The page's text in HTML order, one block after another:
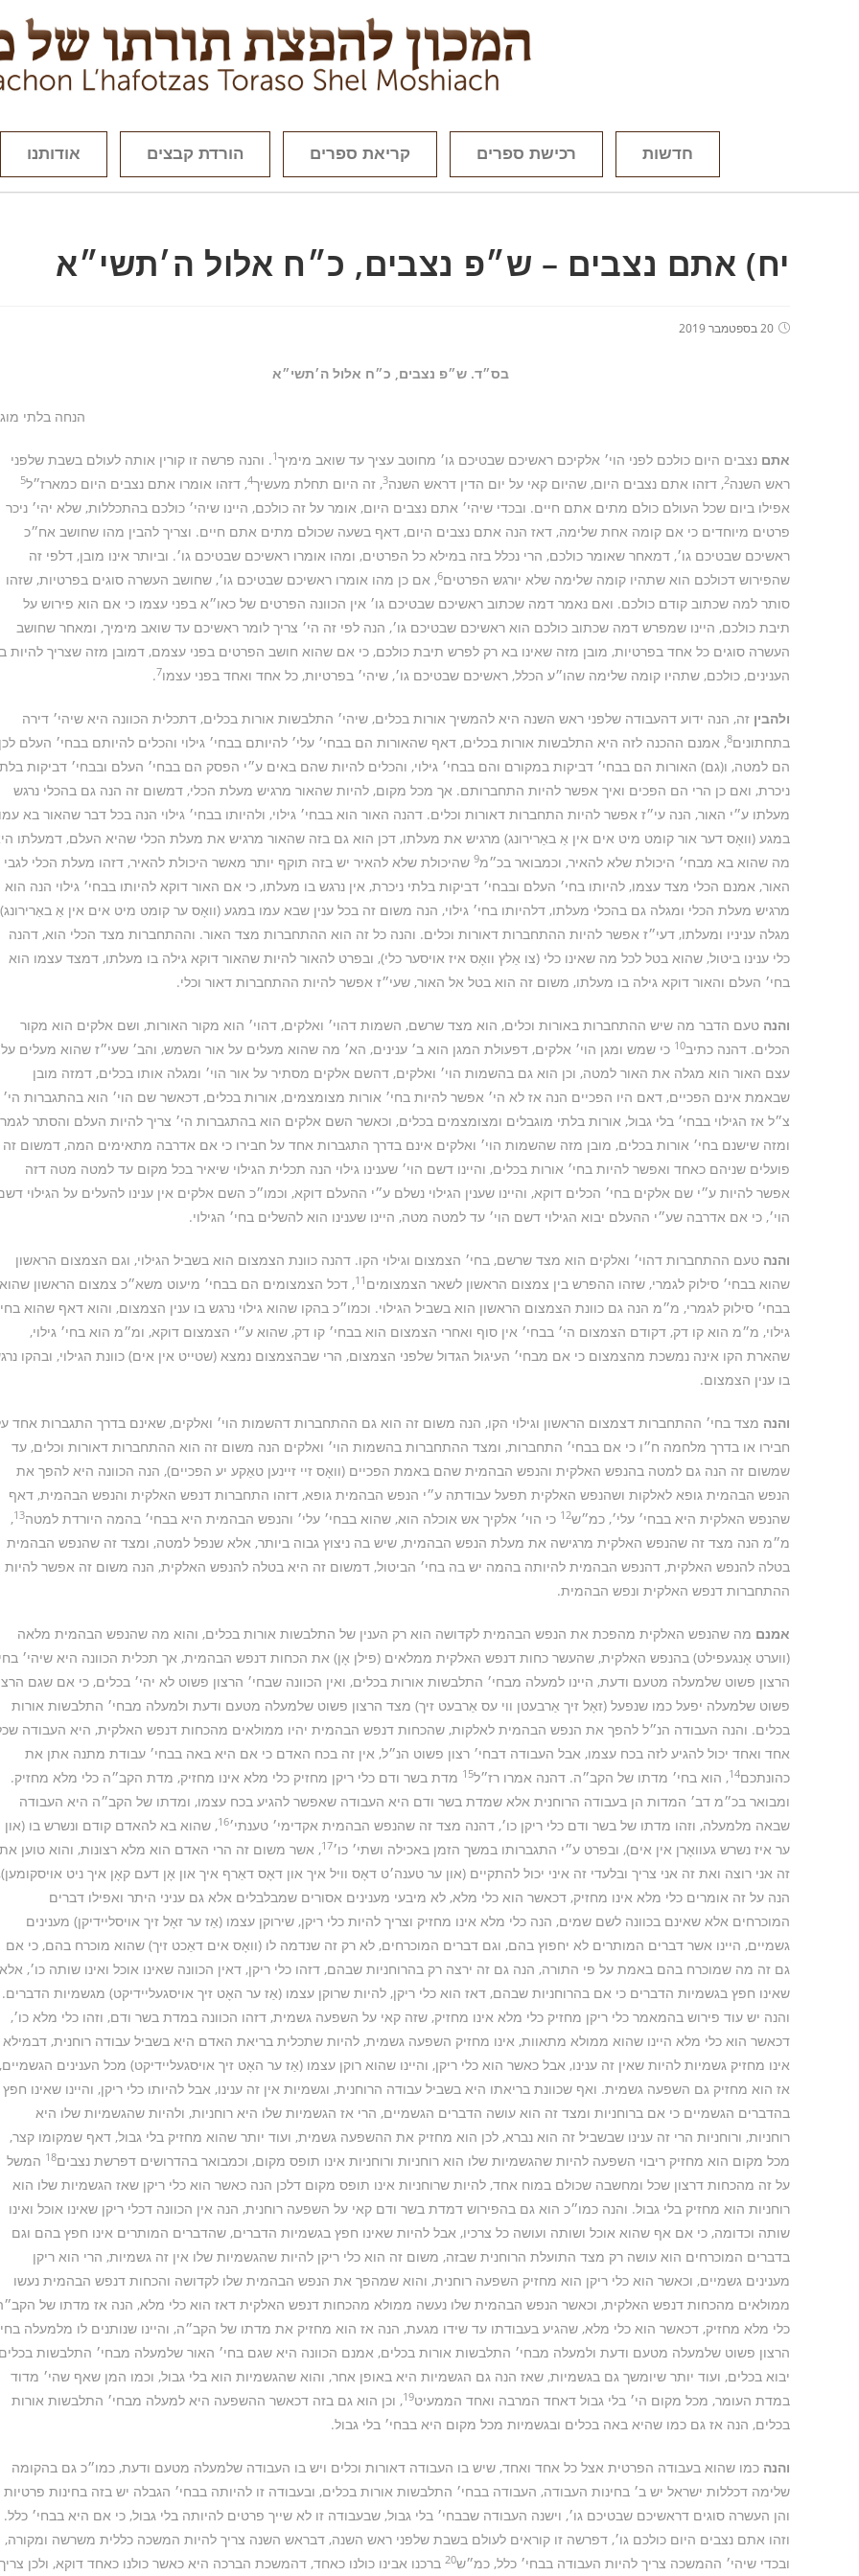
חדשות רכישת ספרים קריאת ספרים הורדת קבצים אודותנו
יח) אתם נצבים – ש״פ נצבים, כ״ח אלול ה׳תשי״א
20 בספטמבר 2019
בס״ד. ש״פ נצבים, כ״ח אלול ה׳תשי״א
הנחה בלתי
אתם נצבים היום כולכם לפני הוי׳ אלקיכם ראשיכם שבטיכם גו׳ מחוטב עציך עד שואב מימיך1. והנה פרשה זו קורין אותה לעולם בשבת שלפני
ראש השנה2, דזהו אתם נצבים היום, שהיום קאי על יום הדין דראש השנה3, זה היום תחלת מעשיך4, דזהו אומרו אתם נצבים היום כמארז״ל5
אפילו ביום שכל העולם כולם מתים אתם חיים. ובכדי שיהי׳ אתם נצבים היום, אומר על זה כולכם, היינו שיהי׳ כולכם בהתכללות, שלא יהי׳ ניכר
פרטים מיוחדים כי אם קומה אחת שלימה, דאז הנה אתם נצבים היום, דאף בשעה שכולם מתים אתם חיים. וצריך להבין מהו שחושב אח״כ
ראשיכם שבטיכם גו׳, דמאחר שאומר כולכם, הרי נכלל בזה במילא כל הפרטים, ומהו אומרו ראשיכם שבטיכם גו׳. וביותר אינו מובן, דלפי זה
שהפירוש דכולכם הוא שתהיו קומה שלימה שלא יורגש הפרטים6, אם כן מהו אומרו ראשיכם שבטיכם גו׳, שחושב העשרה סוגים בפרטיות, שזהו
סותר למה שכתוב קודם כולכם. ואם נאמר דמה שכתוב ראשיכם שבטיכם גו׳ אין הכוונה הפרטים של כאו״א בפני עצמו כי אם הוא פירוש על
תיבת כולכם, היינו שמפרש דמה שכתוב כולכם הוא ראשיכם שבטיכם גו׳, הנה לפי זה הי׳ צריך לומר ראשיכם עד שואב מימיך, ומאחר שחושב
העשרה סוגים כל אחד בפרטיות, מובן מזה שאינו בא רק לפרש תיבת כולכם, כי אם שהוא חושב הפרטים בפני עצמם, דמובן מזה שצריך להיות
הענינים, כולכם, שתהיו קומה שלימה שהו״ע הכלל, ראשיכם שבטיכם גו׳, שיהי׳ בפרטיות, כל אחד ואחד בפני עצמו7
.
ולהבין זה, הנה ידוע דהעבודה שלפני ראש השנה היא להמשיך אורות בכלים, שיהי׳ התלבשות אורות בכלים, דתכלית הכוונה היא שיהי׳ דירה
בתחתונים8, אמנם ההכנה לזה היא התלבשות אורות בכלים, דאף שהאורות הם בבחי׳ עלי׳ להיותם בבחי׳ גילוי והכלים להיותם בבחי׳ העלם לכן
הם למטה, ו(גם) האורות הם בבחי׳ דביקות במקורם והם בבחי׳ גילוי, והכלים להיות שהם באים ע״י הפסק הם בבחי׳ העלם ובבחי׳ דביקות
ניכרת, ואם כן הרי הם הפכים ואיך אפשר להיות התחברותם. אך מכל מקום, להיות שהאור מרגיש מעלת הכלי, דמשום זה הנה גם בהכלי נרגש
מעלתו ע״י האור, הנה עי״ז אפשר להיות התחברות דאורות וכלים. דהנה האור הוא בבחי׳ גילוי, ולהיותו בבחי׳ גילוי הנה בכל דבר שהאור בא עמו
במגע (וואָס דער אור קומט מיט אים אין אַ באַרירונג) מרגיש את מעלתו, דכן הוא גם בזה שהאור מרגיש את מעלת הכלי שהיא העלם, דמעלתו
מה שהוא בא מבחי׳ היכולת שלא להאיר, וכמבואר בכ״מ9 שהיכולת שלא להאיר יש בזה תוקף יותר מאשר היכולת להאיר, דזהו מעלת הכלי לגבי
האור, אמנם הכלי מצד עצמו, להיותו בחי׳ העלם ובבחי׳ דביקות בלתי ניכרת, אין נרגש בו מעלתו, כי אם האור דוקא להיותו בבחי׳ גילוי הנה הוא
מרגיש מעלת הכלי ומגלה גם בהכלי מעלתו, דלהיותו בחי׳ גילוי, הנה משום זה בכל ענין שבא עמו במגע (וואָס ער קומט מיט אים אין אַ באַרירונג)
מגלה עניניו ומעלתו, דעי״ז אפשר להיות ההתחברות דאורות וכלים. והנה כל זה הוא ההתחברות מצד האור. וההתחברות מצד הכלי הוא, דהנה
כלי ענינו ביטול, שהוא בטל לכל מה שאינו כלי (צו אַלץ וואָס איז אויסער כלי), ובפרט להאור להיות שהאור דוקא גילה בו מעלתו, דמצד עצמו הוא
בחי׳ העלם והאור דוקא גילה בו מעלתו, משום זה הוא בטל אל האור, שעי״ז אפשר להיות ההתחברות דאור וכלי.
והנה טעם הדבר מה שיש ההתחברות באורות וכלים, הוא מצד שרשם, השמות דהוי׳ ואלקים, דהוי׳ הוא מקור האורות, ושם אלקים הוא מקור
הכלים. דהנה כתיב10 כי שמש ומגן הוי׳ אלקים, דפעולת המגן הוא ב׳ ענינים, הא׳ מה שהוא מעלים על אור השמש, והב׳ שעי״ז שהוא מעלים על
עצם האור הוא מגלה את האור למטה, וכן הוא גם בהשמות הוי׳ ואלקים, דהשם אלקים מסתיר על אור הוי׳ ומגלה אותו בכלים, דמזה מובן
שבאמת אינם הפכיים, דאם היו הפכיים הנה אז לא הי׳ אפשר להיות בחי׳ אורות מצומצמים, אורות בכלים, דכאשר שם הוי׳ הוא בהתגברות הי׳
צ״ל אז הגילוי בבחי׳ בלי גבול, אורות בלתי מוגבלים ומצומצמים בכלים, וכאשר השם אלקים הוא בהתגברות הי׳ צריך להיות העלם והסתר
ומזה שישנם בחי׳ אורות בכלים, מובן מזה שהשמות הוי׳ ואלקים אינם בדרך התגברות אחד על חבירו כי אם אדרבה מתאימים המה, דמשום זה
פועלים שניהם כאחד ואפשר להיות בחי׳ אורות בכלים, והיינו דשם הוי׳ שענינו גילוי הנה תכלית הגילוי שיאיר בכל מקום עד למטה מטה דזה
אפשר להיות ע״י שם אלקים בחי׳ הכלים דוקא, והיינו שענין הגילוי נשלם ע״י ההעלם דוקא, וכמו״כ השם אלקים אין ענינו להעלים על הגילוי
הוי׳, כי אם אדרבה שע״י ההעלם יבוא הגילוי דשם הוי׳ עד למטה מטה, היינו שענינו הוא להשלים בחי׳ הגילוי.
והנה טעם ההתחברות דהוי׳ ואלקים הוא מצד שרשם, בחי׳ הצמצום וגילוי הקו. דהנה כוונת הצמצום הוא בשביל הגילוי, וגם הצמצום הראשון
שהוא בבחי׳ סילוק לגמרי, שזהו ההפרש בין צמצום הראשון לשאר הצמצומים 11, דכל הצמצומים הם בבחי׳ מיעוט משא״כ צמצום הראשון שהוא
בבחי׳ סילוק לגמרי, מ״מ הנה גם כוונת הצמצום הראשון הוא בשביל הגילוי. וכמו״כ בהקו שהוא גילוי נרגש בו ענין הצמצום, והוא דאף שהוא
גילוי, מ״מ הוא קו דק, דקודם הצמצום הי׳ בבחי׳ אין סוף ואחרי הצמצום הוא בבחי׳ קו דק, שהוא ע״י הצמצום דוקא, ומ״מ הוא בחי׳ גילוי,
שהארת הקו אינה נמשכת מהצמצום כי אם מבחי׳ העיגול הגדול שלפני הצמצום, הרי שבהצמצום נמצא (שטייט אין אים) כוונת הגילוי, ובהקו
בו ענין הצמצום.
והנה מצד בחי׳ ההתחברות דצמצום הראשון וגילוי הקו, הנה משום זה הוא גם ההתחברות דהשמות הוי׳ ואלקים, שאינם בדרך התגברות אחד
חבירו או בדרך מלחמה ח״ו כי אם בבחי׳ התחברות, ומצד ההתחברות בהשמות הוי׳ ואלקים הנה משום זה הוא ההתחברות דאורות וכלים, עד
שמשום זה הנה גם למטה בהנפש האלקית והנפש הבהמית שהם באמת הפכיים (וואָס זיי זיינען טאַקע יע הפכיים), הנה הכוונה היא להפך את
הנפש הבהמית גופא לאלקות ושהנפש האלקית תפעל עבודתה ע״י הנפש הבהמית גופא, דזהו התחברות דנפש האלקית והנפש הבהמית, דאף
שהנפש האלקית היא בבחי׳ עלי׳, כמ״ש12 כי הוי׳ אלקיך אש אוכלה הוא, שהוא בבחי׳ עלי׳ והנפש הבהמית היא בבחי׳ בהמה היורדת למטה13
,
מ״מ הנה מצד זה שהנפש האלקית מרגישה את מעלת הנפש הבהמית, שיש בה ניצוץ גבוה ביותר, אלא שנפל למטה, ומצד זה שהנפש הבהמית
בטלה להנפש האלקית, דהנפש הבהמית להיותה בהמה יש בה בחי׳ הביטול, דמשום זה היא בטלה להנפש האלקית, הנה משום זה אפשר להיות
ההתחברות דנפש האלקית ונפש הבהמית.
אמנם מה שהנפש האלקית מהפכת את הנפש הבהמית לקדושה הוא רק הענין של התלבשות אורות בכלים, והוא מה שהנפש הבהמית מלאה
(ווערט אָנגעפילט) בהנפש האלקית, שהעשר כחות דנפש האלקית ממלאים (פילן אָן) את הכחות דנפש הבהמית, אך תכלית הכוונה היא שיהי׳
הרצון פשוט שלמעלה מטעם ודעת, היינו למעלה מבחי׳ התלבשות אורות בכלים, ואין הכוונה שבחי׳ הרצון פשוט לא יהי׳ בכלים, כי אם שגם
פשוט שלמעלה יפעל כמו שנפעל (זאָל זיך אַרבעטן ווי עס אַרבעט זיך) מצד הרצון פשוט שלמעלה מטעם ודעת ולמעלה מבחי׳ התלבשות אורות
בכלים. והנה העבודה הנ״ל להפך את הנפש הבהמית לאלקות, שהכחות דנפש הבהמית יהיו ממולאים מהכחות דנפש האלקית, היא העבודה
אחד ואחד יכול להגיע לזה בכח עצמו, אבל העבודה דבחי׳ רצון פשוט הנ״ל, אין זה בכח האדם כי אם היא באה בבחי׳ עבודת מתנה אתן את
כהונתכם14, הוא בחי׳ מדתו של הקב״ה. דהנה אמרו רז״ל15 מדת בשר ודם כלי ריקן מחזיק כלי מלא אינו מחזיק, מדת הקב״ה כלי מלא מחזיק.
ומבואר בכ״מ דב׳ המדות הן בעבודה הרוחנית אלא שמדת בשר ודם היא העבודה שאפשר להגיע בכח עצמו, ומדתו של הקב״ה היא העבודה
שבאה מלמעלה, וזהו מדתו של בשר ודם כלי ריקן כו׳, דהנה מצד זה שהנפש הבהמית אקדימי׳ טענתי׳16, שהוא בא להאדם קודם ונשרש בו (און
ער איז נשרש געוואָרן אין אים), ובפרט ע״י התגברותו במשך הזמן באכילה ושתי׳ כו׳17, אשר משום זה הרי האדם הוא מלא רצונות, והוא טוען את
זה אני רוצה ואת זה אני צריך ובלעדי זה איני יכול להתקיים (און ער טענה׳ט דאָס וויל איך און דאָס דאַרף איך און אָן דעם קאָן איך ניט אויסקומען),
הנה על זה אומרים כלי מלא אינו מחזיק, דכאשר הוא כלי מלא, לא מיבעי מענינים אסורים שמבלבלים אלא גם עניני היתר ואפילו דברים
המוכרחים אלא שאינם בכוונה לשם שמים, הנה כלי מלא אינו מחזיק וצריך להיות כלי ריקן, שירוקן עצמו (אַז ער זאָל זיך אויסליידיקן) מענינים
גשמיים, היינו אשר דברים המותרים לא יחפוץ בהם, וגם דברים המוכרחים, לא רק זה שנדמה לו (וואָס אים דאַכט זיך) שהוא מוכרח בהם, כי אם
גם זה מה שמוכרח בהם באמת על פי התורה, הנה גם זה ירצה רק בהרוחניות שבהם, דזהו כלי ריקן, דאין הכוונה שאינו אוכל ואינו שותה כו׳, אלא
שאינו חפץ בגשמיות הדברים כי אם בהרוחניות שבהם, דאז הוא כלי ריקן, להיות שרוקן עצמו (אַז ער האָט זיך אויסגעליידיקט) מגשמיות הדברים.
והנה יש עוד פירוש בהמאמר כלי ריקן מחזיק כלי מלא אינו מחזיק, שזה קאי על השפעה גשמית, דזהו הכוונה במדת בשר ודם, וזהו כלי מלא כו׳,
דכאשר הוא כלי מלא היינו שהוא ממולא מתאוות, אינו מחזיק השפעה גשמית, להיות שתכלית בריאת האדם היא בשביל עבודה רוחנית, דבמילא
אינו מחזיק גשמיות להיות שאין זה ענינו, אבל כאשר הוא כלי ריקן, והיינו שהוא רוקן עצמו (אַז ער האָט זיך אויסגעליידיקט) מכל הענינים הגשמיים,
אז הוא מחזיק גם השפעה גשמית. ואף שכוונת בריאתו היא בשביל עבודה הרוחנית, וגשמיות אין זה ענינו, אבל להיותו כלי ריקן, והיינו שאינו חפץ
בהדברים הגשמיים כי אם ברוחניות ומצד זה הוא עושה הדברים הגשמיים, הרי אז הגשמיות שלו היא רוחניות, ולהיות שהגשמיות שלו היא
רוחניות, ורוחניות הרי זה ענינו שבשביל זה הוא נברא, לכן הוא מחזיק את ההשפעה גשמית, ועוד יותר שהוא מחזיק בלי גבול, דאף שמקומו קצר,
מכל מקום הוא מחזיק ריבוי השפעה להיות שהגשמיות שלו הוא רוחניות ורוחניות אינו תופס מקום, וכמבואר בהדרושים דפרשת נצבים18 המשל
על זה מהכחות דרצון שכל ומחשבה שכולם במוח אחד, להיות שרוחניות אינו תופס מקום דלכן הנה כאשר הוא כלי ריקן שאז הגשמיות שלו הוא
רוחניות הוא מחזיק בלי גבול. והנה כמו״כ הוא גם בהפירוש דמדת בשר ודם קאי על השפעה רוחנית, הנה אין הכוונה דכלי ריקן שאינו אוכל ואינו
שותה וכדומה, כי אם אף שהוא אוכל ושותה ועושה כל צרכיו, אבל להיות שאינו חפץ בגשמיות הדברים, שהדברים המותרים אינו חפץ בהם וגם
בדברים המוכרחים הוא עושה רק מצד התועלת הרוחנית שבזה, משום זה הוא כלי ריקן להיות שהגשמיות שלו אין זה גשמיות, הרי הוא ריקן
מענינים גשמיים, וכאשר הוא כלי ריקן הוא מחזיק השפעה רוחנית, והוא שמהפך את הנפש הבהמית שלו לקדושה והכחות דנפש הבהמית נעשו
ממולאים מהכחות דנפש האלקית, וכאשר הנפש הבהמית שלו נעשה ממולא מהכחות דנפש האלקית דאז הוא כלי מלא, הנה אז מדתו של
כלי מלא מחזיק, דכאשר הוא כלי מלא, שהגיע בעבודתו עד שידו מגעת, הנה אז הוא מחזיק את מדתו של הקב״ה, והיינו שנותנים לו מלמעלה
הרצון פשוט שלמעלה מטעם ודעת ולמעלה מבחי׳ התלבשות אורות בכלים, אמנם הכוונה היא שגם בחי׳ האור שלמעלה מבחי׳ התלבשות בכלים
יבוא בכלים, ועוד יותר שיומשך גם בגשמיות, שאז הנה גם הגשמיות היא באופן אחר, והוא שהגשמיות הוא בלי גבול, וכמו המן שאף שהי׳ מדוד
במדת העומר, מכל מקום הי׳ בלי גבול דאחד המרבה ואחד הממעיט19, וכן הוא גם בזה דכאשר ההשפעה היא למעלה מבחי׳ התלבשות אורות
בכלים, הנה אז גם כמו שהיא באה בכלים ובגשמיות מכל מקום היא בבחי׳ בלי גבול.
והנה כמו שהוא בעבודה הפרטית אצל כל אחד ואחד, שיש בו העבודה דאורות וכלים ויש בו העבודה שלמעלה מטעם ודעת, כמו״כ גם בהקומה
שלימה דכללות ישראל יש ב׳ בחינות העבודה, העבודה בבחי׳ התלבשות אורות בכלים, ובעבודה זו להיותה בבחי׳ הגבלה יש בזה בחינות פרטיות
והן העשרה סוגים דראשיכם שבטיכם גו׳, וישנה העבודה שבבחי׳ בלי גבול, שבעבודה זו לא שייך פרטים להיותה בלי גבול, כי אם היא בבחי׳ כלל.
וזהו אתם נצבים היום כולכם גו׳, דפרשה זו קוראים לעולם בשבת שלפני ראש השנה, דבראש השנה צריך להיות המשכה כללית משרשה ומקורה,
ובכדי שיהי׳ ההמשכה צריך להיות העבודה בבחי׳ כלל, כמ״ש20 ברכנו אבינו כולנו כאחד, דהמשכת הברכה היא כאשר כולנו כאחד דוקא, ולכן צריך